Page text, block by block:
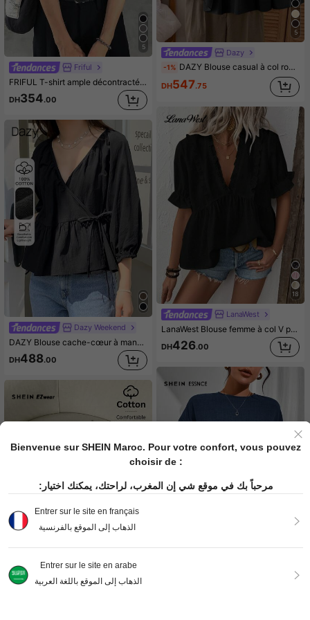
5
Friful
FRIFUL T-shirt ample décontracté pour femmes, couleur unie, manches courtes, porter en été
DH354.00
Dazy Weekend
DAZY Blouse cache-cœur à manches bouffantes et volants
DH488.00
5
Dazy
-1% DAZY Blouse casual à col rond avec manches à volants plissés pour femmes
DH547.75
18
LanaWest
LanaWest Blouse femme à col V profond avec manches bouffantes, découpée au laser
DH426.00
SHEIN Essnce Top minimaliste froncé à col rond et manches courtes, couleur unie. Portée au quotidien de manière décontractée
Bienvenue sur SHEIN Maroc. Pour votre confort, vous pouvez
choisir de :
مرحباً بك في موقع شي إن المغرب، لراحتك، يمكنك اختيار:
Entrer sur le site en français
الذهاب إلى الموقع بالفرنسية
Entrer sur le site en arabe
الذهاب إلى الموقع باللغة العربية